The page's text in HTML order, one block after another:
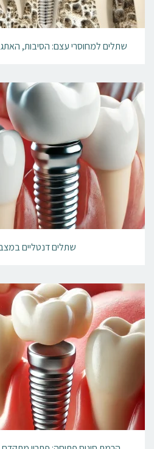
שתלים למחוסרי עצם: הסיבות,
שתלים דנטליים